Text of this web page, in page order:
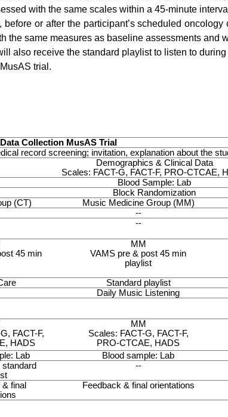
with the same scales within a 45-minute
or after the participant’s scheduled
the same measures as baseline assessments
also receive the standard playlist to listen to
trial.
Data Collection MusAS Trial
record screening; invitation, explanation about the
Demographics & Clinical Data
Scales: FACT-G, FACT-F, PRO-CTCAE,
Blood Sample: Lab
Block Randomization
(CT) Music Medicine Group (MM)
--
--
45 min
MM
VAMS pre & post 45 min
playlist
Standard playlist
Daily Music Listening
FACT-F,
HADS
MM
Scales: FACT-G, FACT-F,
PRO-CTCAE, HADS
Lab
Blood sample: Lab
--
final
Feedback & final orientations